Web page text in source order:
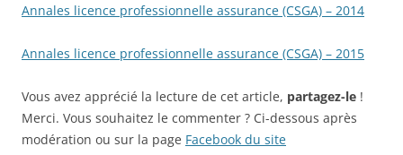
Annales licence professionnelle assurance (CSGA) – 2014
Annales licence professionnelle assurance (CSGA) – 2015
Vous avez apprécié la lecture de cet article, partagez-le !
Merci. Vous souhaitez le commenter ? Ci-dessous après
modération ou sur la page Facebook du site